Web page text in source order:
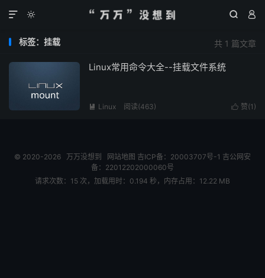
  

共 1 篇文章
标签：挂载
Linux常用命令大全--挂载文件系统
 赞(1 )
 Linux 阅读(463)
© 2020-2026 万万没想到 网站地图 吉ICP备：20003707号-1 吉公网安
备：22012202000060号
请求次数：15 次，加载用时：0.194 秒，内存占用：12.22 MB